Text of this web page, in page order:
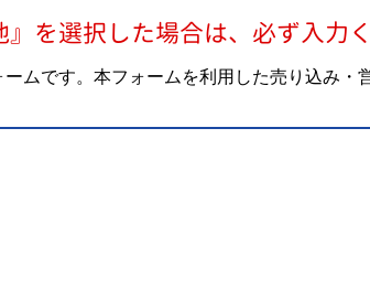
を選択した場合は、必ず入力く
ムです。本フォームを利用した売り込み・